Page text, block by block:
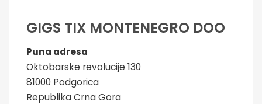
GIGS TIX MONTENEGRO DOO
Puna adresa
Oktobarske revolucije 130
81000 Podgorica
Republika Crna Gora